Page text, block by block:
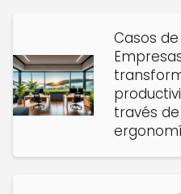
Casos de
través